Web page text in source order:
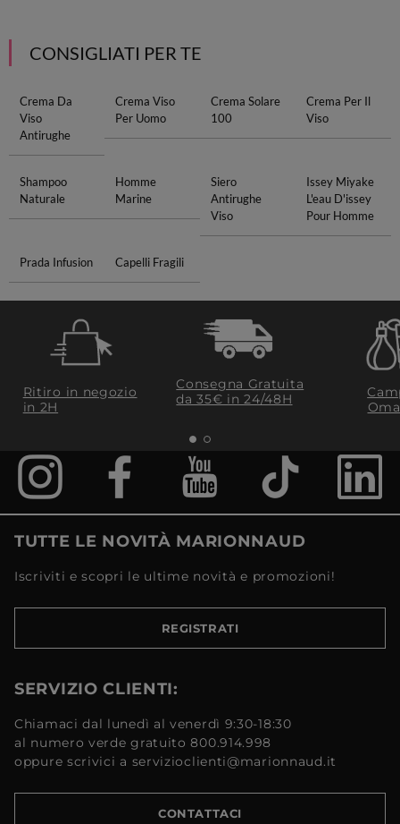
CONSIGLIATI PER TE
Crema Da
Viso
Antirughe
Crema Viso
Per Uomo
Crema Solare
100
Crema Per Il
Viso
Shampoo
Naturale
Homme
Marine
Siero
Antirughe
Viso
Issey Miyake
L'eau D'issey
Pour Homme
Prada Infusion Capelli Fragili
Ritiro in negozio
in 2H
Consegna Gratuita
da 35€​ in 24/48H
TUTTE LE NOVITÀ MARIONNAUD
Iscriviti e scopri le ultime novità e promozioni!
REGISTRATI
SERVIZIO CLIENTI:
Chiamaci dal lunedì al venerdì 9:30-18:30
al numero verde gratuito 800.914.998
oppure scrivici a servizioclienti@marionnaud.it
CONTATTACI